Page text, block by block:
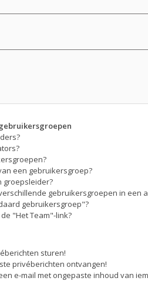
een gebruikersgroep?
groepsleider?
gebruikersgroepen in een
gebruikersgroep"?
"Het Team"-link?
sturen!
privéberichten ontvangen!
e-mail met ongepaste inhoud van